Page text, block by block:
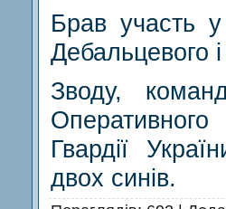
Брав участь
Дебальцевого
Зводу,
Гвардії
двох синів.